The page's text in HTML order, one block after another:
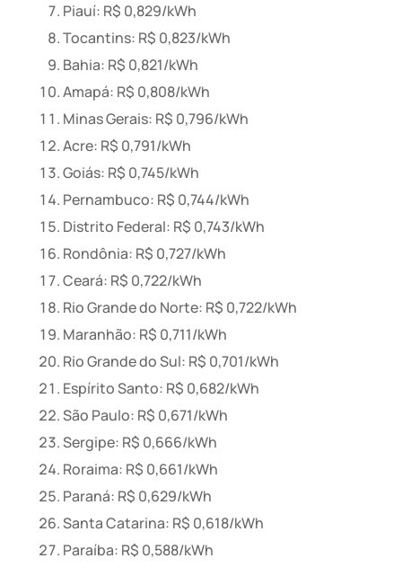
Piauí: R$ 0,829/kWh
Tocantins: R$ 0,823/kWh
Bahia: R$ 0,821/kWh
Amapá: R$ 0,808/kWh
Minas Gerais: R$ 0,796/kWh
Acre: R$ 0,791/kWh
Goiás: R$ 0,745/kWh
Pernambuco: R$ 0,744/kWh
Distrito Federal: R$ 0,743/kWh
Rondônia: R$ 0,727/kWh
Ceará: R$ 0,722/kWh
Rio Grande do Norte: R$ 0,722/kWh
Maranhão: R$ 0,711/kWh
Rio Grande do Sul: R$ 0,701/kWh
Espírito Santo: R$ 0,682/kWh
São Paulo: R$ 0,671/kWh
Sergipe: R$ 0,666/kWh
Roraima: R$ 0,661/kWh
Paraná: R$ 0,629/kWh
Santa Catarina: R$ 0,618/kWh
Paraíba: R$ 0,588/kWh